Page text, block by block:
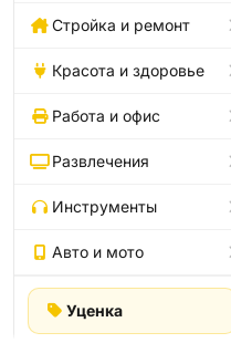
Стройка и ремонт
Красота и здоровье
Работа и офис
Развлечения
Инструменты
Авто и мото
Уценка